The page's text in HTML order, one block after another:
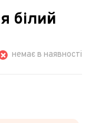
білий
немає в наявності